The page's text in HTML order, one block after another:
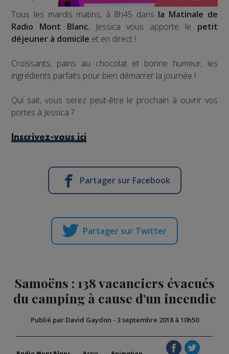
Tous les mardis matins, à 8h45 dans la Matinale de
Radio Mont Blanc, Jessica vous apporte le petit
déjeuner à domicile et en direct !
Croissants, pains au chocolat et bonne humeur, les
ingrédients parfaits pour bien démarrer la journée !
Qui sait, vous serez peut-être le prochain à ouvrir vos
portes à Jessica ?
Inscrivez-vous ici
Partager sur Facebook
Partager sur Twitter
Samoëns : 138 vacanciers évacués
du camping à cause d'un incendie
Publié par David Gaydon - 3 septembre 2018 à 10h50